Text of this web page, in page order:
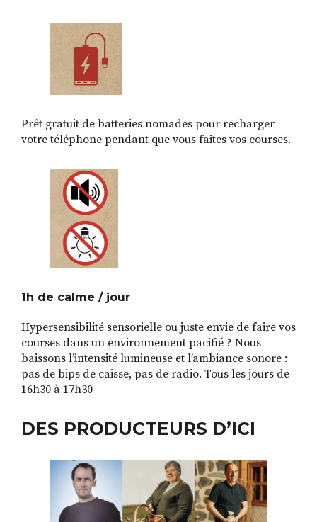
Prêt gratuit de batteries nomades pour recharger
votre téléphone pendant que vous faites vos courses.
1h de calme / jour
Hypersensibilité sensorielle ou juste envie de faire vos
courses dans un environnement pacifié ? Nous
baissons l’intensité lumineuse et l’ambiance sonore :
pas de bips de caisse, pas de radio. Tous les jours de
16h30 à 17h30
DES PRODUCTEURS D’ICI